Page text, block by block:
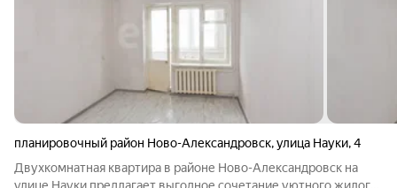
планировочный район Ново-Александровск,улица Науки,4
Двухкомнатная квартира в районе Ново-Александровск на